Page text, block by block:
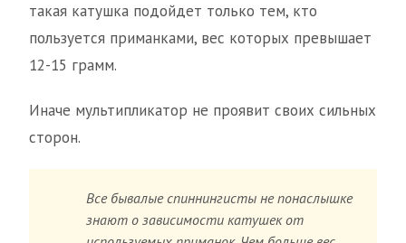
такая катушка подойдет только тем, кто
пользуется приманками, вес которых превышает
12-15 грамм.
Иначе мультипликатор не проявит своих сильных
сторон.
Все бывалые спиннингисты не понаслышке
знают о зависимости катушек от